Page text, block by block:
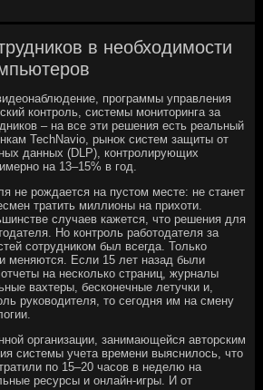
в необходимости
программы управления
контроль, системы мониторинга за
– на все эти решения есть реальный
TechNavio, рынок систем защиты от
данных (DLP), контролирующих
на 13–15% в год.
не рождается на пустом месте: не станет
тратить миллионы на прихоти.
случаев кажется, что решения для
Но контроль работодателя за
сотрудником был всегда. Только
меняются. Если 15 лет назад были
на несколько страниц, журналы
вахтеры, бесконечные летучки и,
руководителя, то сегодня им на смену
организации, занимающейся авторским
системы учета времени выяснилось, что
по 15–20 часов в неделю на
ресурсы и онлайн-игры. И от